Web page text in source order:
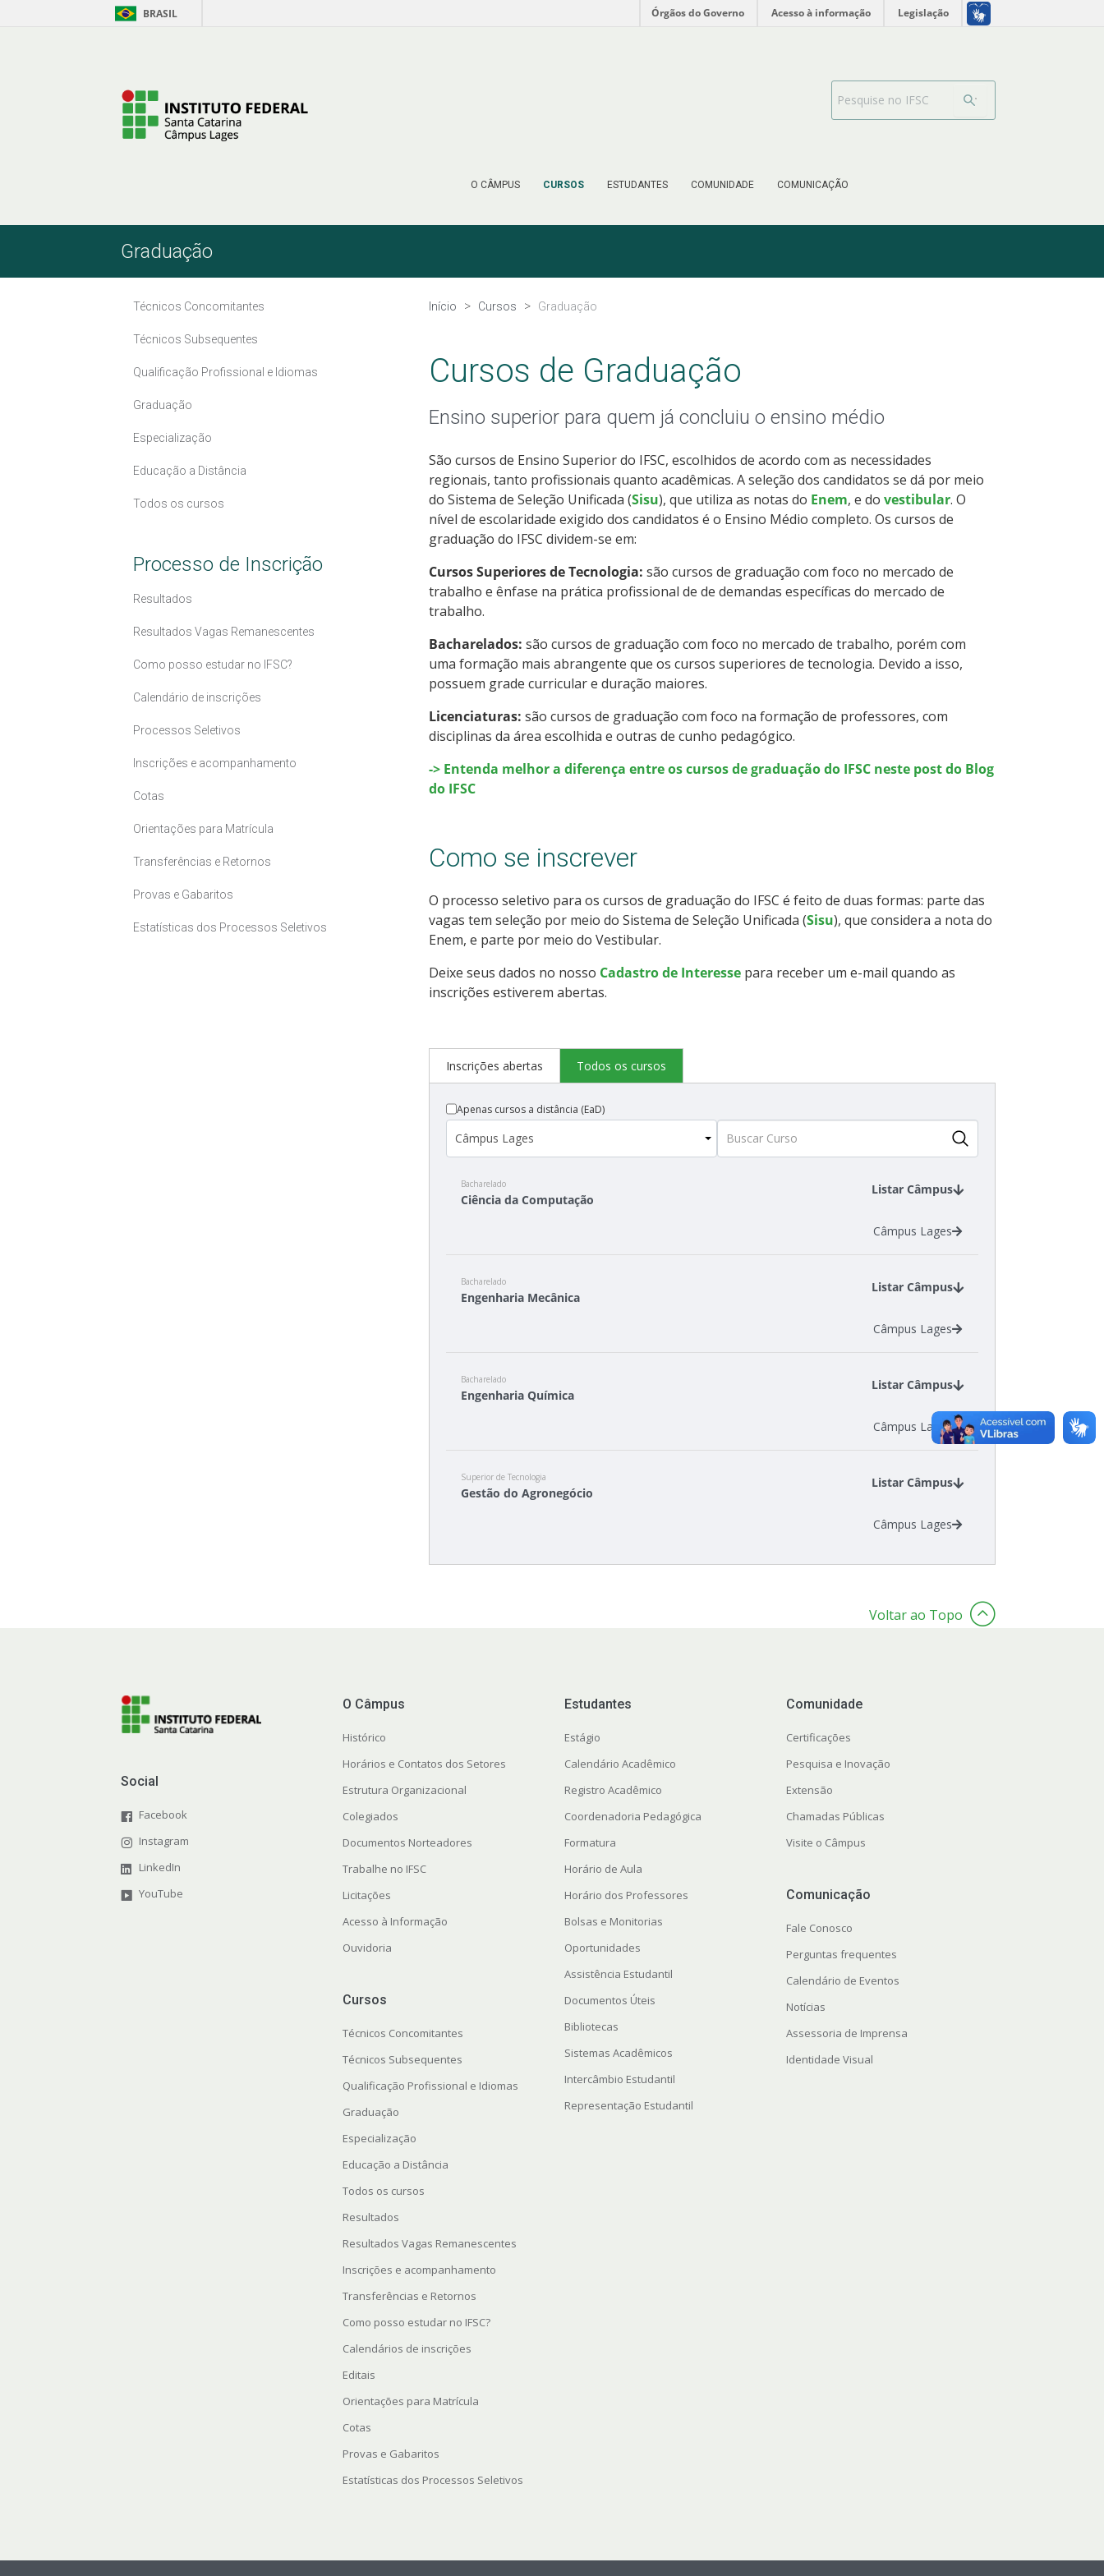
Pular para o Conteúdo BRASIL Órgãos do Governo Acesso à informação Legislação
O CÂMPUS CURSOS ESTUDANTES COMUNIDADE COMUNICAÇÃO
Barra de busca
Graduação
Técnicos Concomitantes
Técnicos Subsequentes
Qualificação Profissional e Idiomas
Graduação
Especialização
Educação a Distância
Todos os cursos
Processo de Inscrição
Resultados
Resultados Vagas Remanescentes
Como posso estudar no IFSC?
Calendário de inscrições
Processos Seletivos
Inscrições e acompanhamento
Cotas
Orientações para Matrícula
Transferências e Retornos
Provas e Gabaritos
Estatísticas dos Processos Seletivos
Início Cursos Graduação
Cursos de Graduação
Ensino superior para quem já concluiu o ensino médio
São cursos de Ensino Superior do IFSC, escolhidos de acordo com as necessidades
regionais, tanto profissionais quanto acadêmicas. A seleção dos candidatos se dá por meio
do Sistema de Seleção Unificada (Sisu), que utiliza as notas do Enem, e do vestibular. O
nível de escolaridade exigido dos candidatos é o Ensino Médio completo. Os cursos de
graduação do IFSC dividem-se em:
Cursos Superiores de Tecnologia: são cursos de graduação com foco no mercado de
trabalho e ênfase na prática profissional de de demandas específicas do mercado de
trabalho.
Bacharelados: são cursos de graduação com foco no mercado de trabalho, porém com
uma formação mais abrangente que os cursos superiores de tecnologia. Devido a isso,
possuem grade curricular e duração maiores.
Licenciaturas: são cursos de graduação com foco na formação de professores, com
disciplinas da área escolhida e outras de cunho pedagógico.
-> Entenda melhor a diferença entre os cursos de graduação do IFSC neste post do Blog
do IFSC
Como se inscrever
O processo seletivo para os cursos de graduação do IFSC é feito de duas formas: parte das
vagas tem seleção por meio do Sistema de Seleção Unificada (Sisu), que considera a nota do
Enem, e parte por meio do Vestibular.
Deixe seus dados no nosso Cadastro de Interesse para receber um e-mail quando as
inscrições estiverem abertas.
Inscrições abertas Todos os cursos
Apenas cursos a distância (EaD)
Bacharelado
Ciência da Computação
Listar Câmpus
Câmpus Lages
Bacharelado
Engenharia Mecânica
Listar Câmpus
Câmpus Lages
Bacharelado
Engenharia Química
Listar Câmpus
Câmpus Lages
Superior de Tecnologia
Gestão do Agronegócio
Listar Câmpus
Câmpus Lages
Voltar ao Topo
Social
Facebook
Instagram
LinkedIn
YouTube
O Câmpus
Histórico
Horários e Contatos dos Setores
Estrutura Organizacional
Colegiados
Documentos Norteadores
Trabalhe no IFSC
Licitações
Acesso à Informação
Ouvidoria
Cursos
Técnicos Concomitantes
Técnicos Subsequentes
Qualificação Profissional e Idiomas
Graduação
Especialização
Educação a Distância
Todos os cursos
Resultados
Resultados Vagas Remanescentes
Inscrições e acompanhamento
Transferências e Retornos
Como posso estudar no IFSC?
Calendários de inscrições
Editais
Orientações para Matrícula
Cotas
Provas e Gabaritos
Estatísticas dos Processos Seletivos
Estudantes
Estágio
Calendário Acadêmico
Registro Acadêmico
Coordenadoria Pedagógica
Formatura
Horário de Aula
Horário dos Professores
Bolsas e Monitorias
Oportunidades
Assistência Estudantil
Documentos Úteis
Bibliotecas
Sistemas Acadêmicos
Intercâmbio Estudantil
Representação Estudantil
Comunidade
Certificações
Pesquisa e Inovação
Extensão
Chamadas Públicas
Visite o Câmpus
Comunicação
Fale Conosco
Perguntas frequentes
Calendário de Eventos
Notícias
Assessoria de Imprensa
Identidade Visual